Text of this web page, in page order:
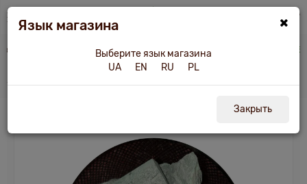
Камни для бани и сауны Жадеит колото-пиленый 5-12 см/25
Жадеит колото-пиленый 5-12 см/25 кг
×
Язык магазина
Выберите язык магазина
UA
EN RU PL
Закрыть